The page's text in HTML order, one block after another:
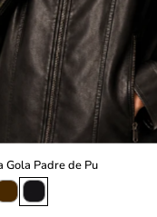
Gola Padre de Pu